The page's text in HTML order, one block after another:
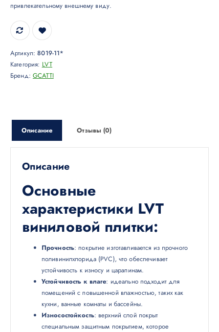
привлекательному внешнему виду.
Артикул:8019-11*
Категория: LVT
Бренд:GCATTI
Описание Отзывы (0)
Описание
Основные
характеристики LVT
виниловой плитки:
Прочность: покрытие изготавливается из прочного
поливинилхлорида (PVC), что обеспечивает
устойчивость к износу и царапинам.
Устойчивость к влаге: идеально подходит для
помещений с повышенной влажностью, таких как
кухни, ванные комнаты и бассейны.
Износостойкость: верхний слой покрыт
специальным защитным покрытием, которое